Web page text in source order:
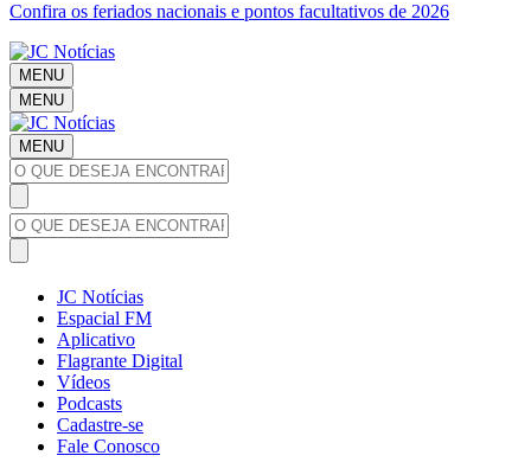
Confira os feriados nacionais e pontos facultativos de 2026
MENU
MENU
MENU
JC Notícias
Espacial FM
Aplicativo
Flagrante Digital
Vídeos
Podcasts
Cadastre-se
Fale Conosco